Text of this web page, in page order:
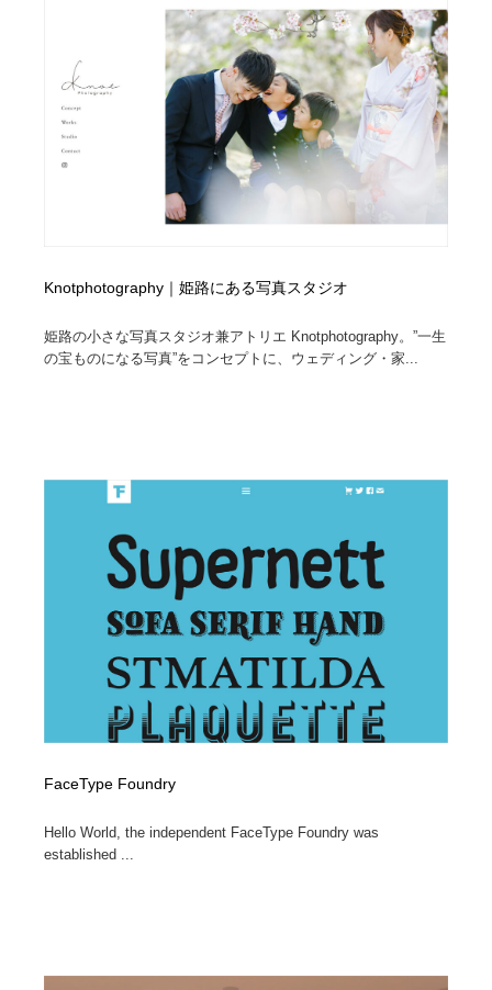
Knotphotography｜姫路にある写真スタジオ
姫路の小さな写真スタジオ兼アトリエ Knotphotography。”一生
の宝ものになる写真”をコンセプトに、ウェディング・家...
FaceType Foundry
Hello World, the independent FaceType Foundry was
established ...